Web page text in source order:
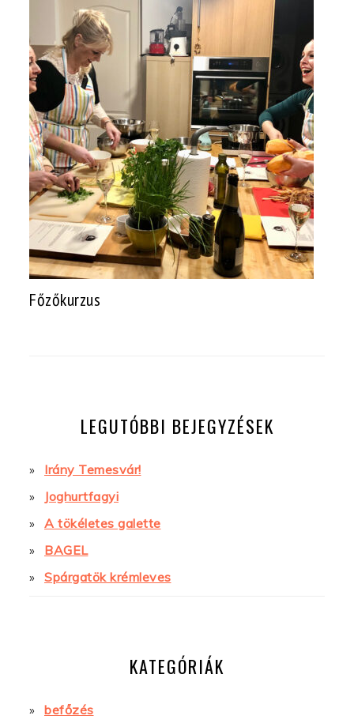
Főzőkurzus
LEGUTÓBBI BEJEGYZÉSEK
Irány Temesvár!
Joghurtfagyi
A tökéletes galette
BAGEL
Spárgatök krémleves
KATEGÓRIÁK
befőzés